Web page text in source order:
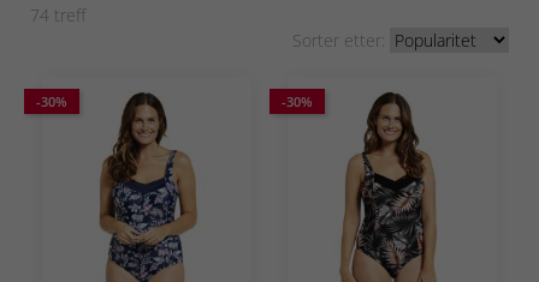
74 treff
Sorter etter:
-30% -30%